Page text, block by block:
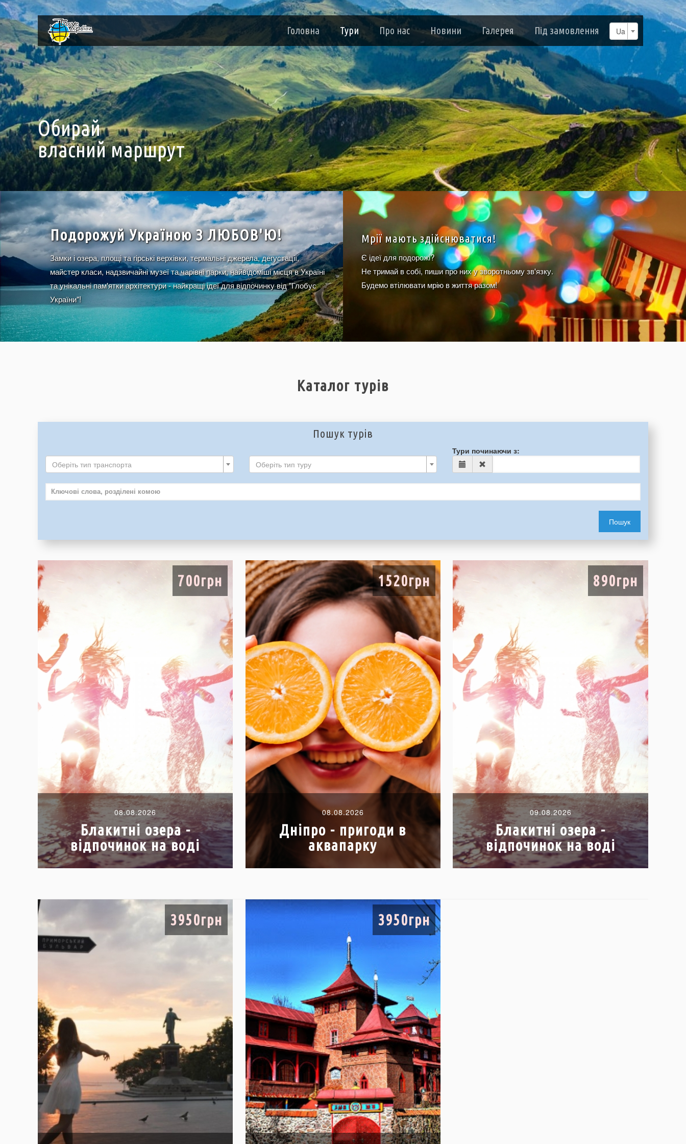
Головна Тури Про нас Новини Галерея Під замовлення Ua
Обирай
власний маршрут
Подорожуй Україною З ЛЮБОВ'Ю!
Замки і озера, площі та гірські верхівки, термальні джерела, дегустації,
майстер класи, надзвичайні музеї та чарівні парки, найвідоміші місця в Україні
та унікальні пам'ятки архітектури - найкращі ідеї для відпочинку від "Глобус
України"!
Мрії мають здійснюватися!
Є ідеї для подорожі?
Не тримай в собі, пиши про них у зворотньому зв'язку.
Будемо втілювати мрію в життя разом!
Каталог турів
Пошук турів
Оберіть тип транспорта Оберіть тип туру
Тури починаючи з:
Пошук
08.08.2026
Блакитні озера -
відпочинок на воді
700грн
08.08.2026
Дніпро - пригоди в
аквапарку
1520грн
09.08.2026
Блакитні озера -
відпочинок на воді
890грн
3950грн 3950грн